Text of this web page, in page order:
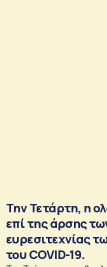
Την Τετάρτη, η
επί της άρσης
ευρεσιτεχνίας
του COVID-19.